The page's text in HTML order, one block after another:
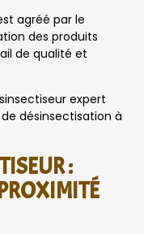
agréé par le
des produits
de qualité et
expert
désinsectisation à
: